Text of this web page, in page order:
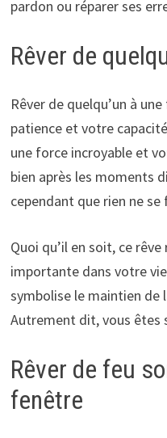
pardon ou réparer ses
Rêver de
Rêver de quelqu’un à
patience et votre
une force incroyable et
bien après les moments
cependant que rien ne
Quoi qu’il en soit, ce
importante dans votre
symbolise le maintien de
Autrement dit, vous êtes
Rêver de feu
fenêtre